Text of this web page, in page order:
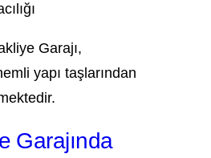
Garajı,
yapı taşlarından
Garajında